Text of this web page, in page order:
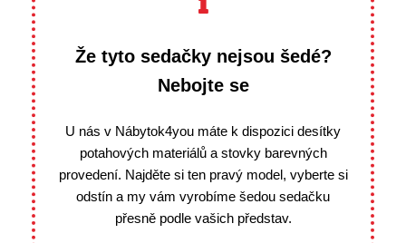
Že tyto sedačky nejsou šedé?
Nebojte se
U nás v Nábytok4you máte k dispozici desítky
potahových materiálů a stovky barevných
provedení. Najděte si ten pravý model, vyberte si
odstín a my vám vyrobíme šedou sedačku
přesně podle vašich představ.